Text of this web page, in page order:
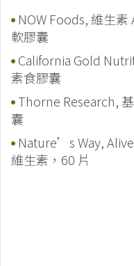
NOW Foods, 維生
軟膠囊
California Gold
素食膠囊
Thorne Research,
囊
Nature’s Way,
維生素，60 片